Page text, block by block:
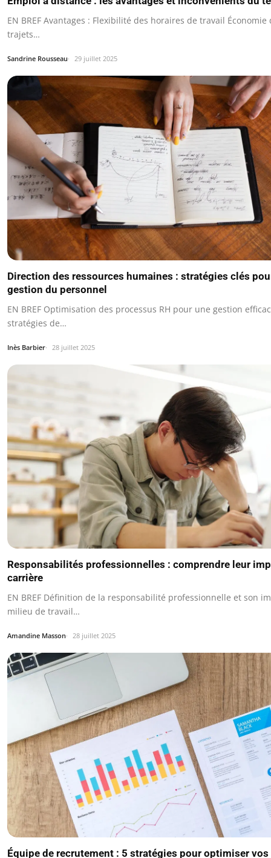
EN BREF Avantages : Flexibilité des horaires de travail
trajets…
Sandrine Rousseau 29 juillet 2025
Direction des ressources humaines : stratégies clés
gestion du personnel
EN BREF Optimisation des processus RH pour une gestion
stratégies de…
Inès Barbier 28 juillet 2025
Responsabilités professionnelles : comprendre leur
carrière
EN BREF Définition de la responsabilité professionnelle et son
milieu de travail…
Amandine Masson 28 juillet 2025
Équipe de recrutement : 5 stratégies pour optimiser